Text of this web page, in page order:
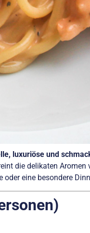
luxuriöse und
die delikaten
oder eine besondere